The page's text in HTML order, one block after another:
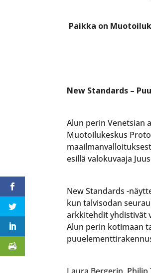
Paikka on
New Standards –
Alun perin Venetsian
Muotoilukeskus
esillä valokuvaaja
New Standards -
kun talvisodan
arkkitehdit yhdistivät
Alun perin kotimaan